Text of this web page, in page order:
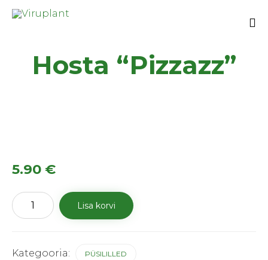
Hosta “Pizzazz”
5.90 €
Hosta
"Pizzazz"
kogus
Lisa korvi
Kategooria: PÜSILILLED